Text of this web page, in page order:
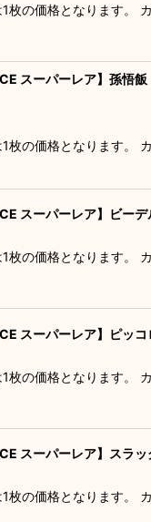
枚の価格となります。
スーパーレア】孫
枚の価格となります。
スーパーレア】ビ
枚の価格となります。
スーパーレア】ピ
枚の価格となります。
スーパーレア】ス
枚の価格となります。